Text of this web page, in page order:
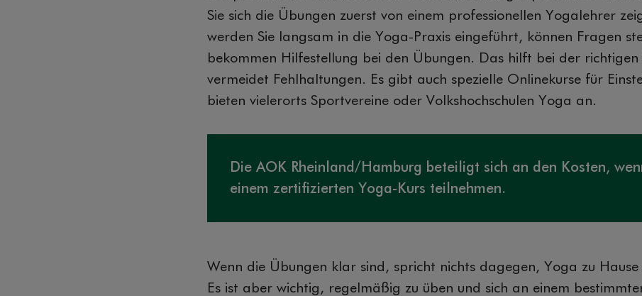
Sie sich die Übungen zuerst von einem professionellen Yogalehrer
werden Sie langsam in die Yoga-Praxis eingeführt, können Fragen
bekommen Hilfestellung bei den Übungen. Das hilft bei der richtigen
vermeidet Fehlhaltungen. Es gibt auch spezielle Onlinekurse für
bieten vielerorts Sportvereine oder Volkshochschulen Yoga an.
Die AOK Rheinland/Hamburg beteiligt sich an den Kosten,
einem zertifizierten Yoga-Kurs teilnehmen.
Wenn die Übungen klar sind, spricht nichts dagegen, Yoga zu
Es ist aber wichtig, regelmäßig zu üben und sich an einem